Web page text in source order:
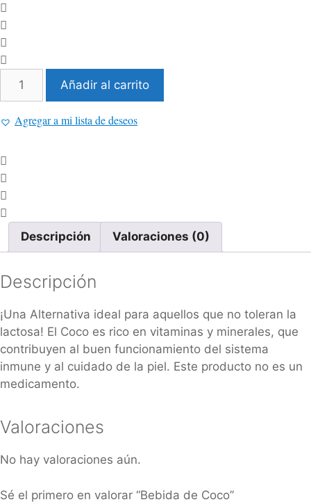
cantidad
Añadir al carrito
Agregar a mi lista de deseos
Descripción Valoraciones (0)
Descripción
¡Una Alternativa ideal para aquellos que no toleran la
lactosa! El Coco es rico en vitaminas y minerales, que
contribuyen al buen funcionamiento del sistema
inmune y al cuidado de la piel. Este producto no es un
medicamento.
Valoraciones
No hay valoraciones aún.
Sé el primero en valorar “Bebida de Coco”